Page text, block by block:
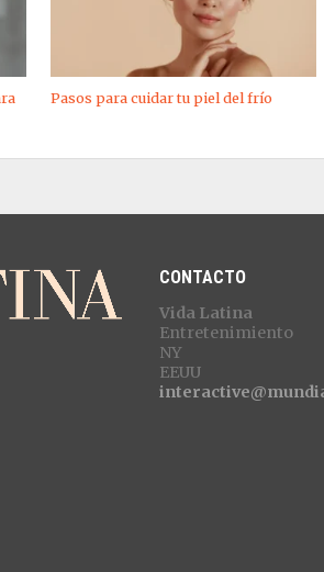
Pasos para cuidar tu piel del frío
CONTACTO
Vida Latina
Entretenimiento
NY
EEUU